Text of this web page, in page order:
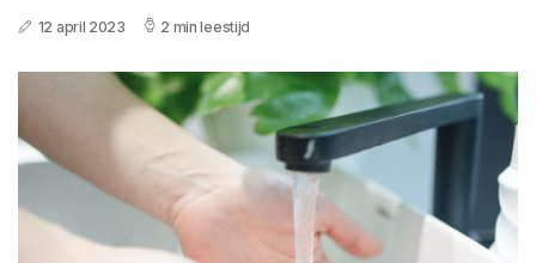
12 april 2023 2 min leestijd